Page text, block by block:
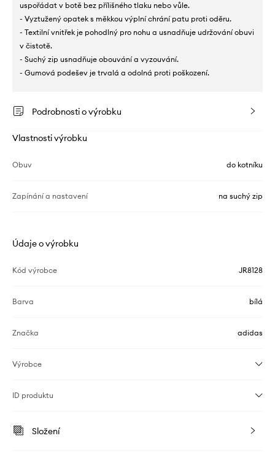
uspořádat v botě bez přílišného tlaku nebo vůle.
- Vyztužený opatek s měkkou výplní chrání patu proti oděru.
- Textilní vnitřek je pohodlný pro nohu a usnadňuje udržování obuvi
v čistotě.
- Suchý zip usnadňuje obouvání a vyzouvání.
- Gumová podešev je trvalá a odolná proti poškození.
Podrobnosti o výrobku
Vlastnosti výrobku
Obuv do kotníku
Zapínání a nastavení na suchý zip
Údaje o výrobku
Kód výrobce JR8128
Barva bílá
Značka adidas
Výrobce
ID produktu
Složení